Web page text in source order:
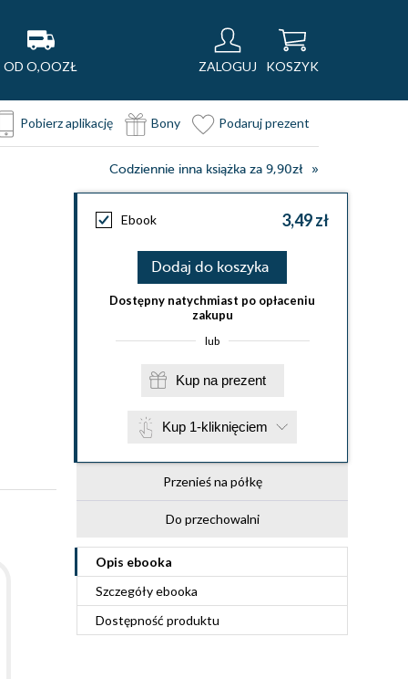
OD O,OOZŁ ZALOGUJ KOSZYK
Pobierz aplikację Bony Podaruj prezent
Codziennie inna książka za 9,90zł
Ebook 3,49 zł
Dodaj do koszyka
Dostępny natychmiast po opłaceniu
zakupu
lub
Kup na prezent
Kup 1-kliknięciem
Przenieś na półkę
Do przechowalni
Opis ebooka
Szczegółyebooka
Dostępność produktu